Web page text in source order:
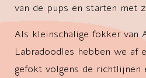
van de pups en starten met
Als kleinschalige fokker van
Labradoodles hebben we af
gefokt volgens de richtlijnen